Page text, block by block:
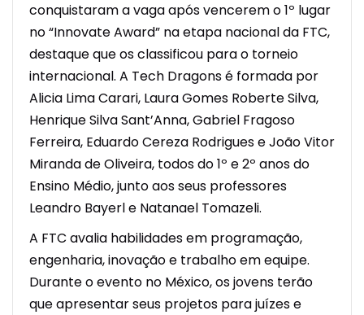
conquistaram a vaga após vencerem o 1º lugar
no“Innovate Award” na etapa nacional da FTC,
destaque que os classificou para o torneio
internacional. A Tech Dragons é formada por
Alicia Lima Carari, Laura Gomes Roberte Silva,
Henrique Silva Sant’Anna, Gabriel Fragoso
Ferreira, Eduardo Cereza Rodrigues e João Vitor
Miranda de Oliveira, todos do 1º e 2º anos do
Ensino Médio, junto aos seus professores
Leandro Bayerl e Natanael Tomazeli.
A FTC avalia habilidades em programação,
engenharia, inovação e trabalho em equipe.
Durante o evento no México, os jovens terão
que apresentar seus projetos para juízes e